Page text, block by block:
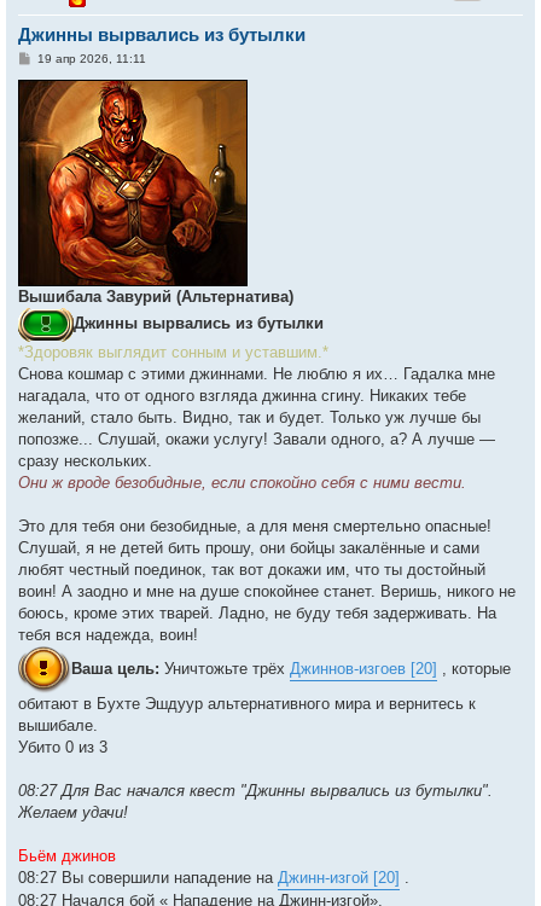
Джинны вырвались из бутылки
С
о
б
щ
н
и
19 апр 2026, 11:11
Вышибала Завурий (Альтернатива)
Джинны вырвались из бутылки
*Здоровяк выглядит сонным и уставшим.*
Снова кошмар с этими джиннами. Не люблю я их… Гадалка мне
нагадала, что от одного взгляда джинна сгину. Никаких тебе
желаний, стало быть. Видно, так и будет. Только уж лучше бы
попозже... Слушай, окажи услугу! Завали одного, а? А лучше —
сразу нескольких.
Они ж вроде безобидные, если спокойно себя с ними вести.
Это для тебя они безобидные, а для меня смертельно опасные!
Слушай, я не детей бить прошу, они бойцы закалённые и сами
любят честный поединок, так вот докажи им, что ты достойный
воин! А заодно и мне на душе спокойнее станет. Веришь, никого не
боюсь, кроме этих тварей. Ладно, не буду тебя задерживать. На
тебя вся надежда, воин!
Ваша цель: Уничтожьте трёх Джиннов-изгоев [20] , которые
обитают в Бухте Эшдуур альтернативного мира и вернитесь к
вышибале.
Убито 0 из 3
08:27 Для Вас начался квест "Джинны вырвались из бутылки".
Желаем удачи!
Бьём джинов
08:27 Вы совершили нападение на Джинн-изгой [20]
08:27 Начался бой « Нападение на Джинн-изгой».